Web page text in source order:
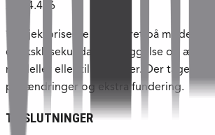
2.044.436
*Projektpriserne er baseret på model 94
er ekskl. sekundær bebyggelse og
modeller eller tilpasninger. Der tages
prisændringer og ekstra fundering.
TILSLUTNINGER